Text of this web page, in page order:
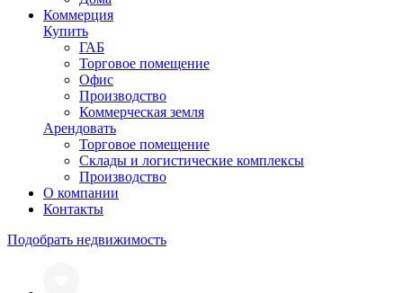
Коммерция
Купить
ГАБ
Торговое помещение
Офис
Производство
Коммерческая земля
Арендовать
Торговое помещение
Склады и логистические комплексы
Производство
О компании
Контакты
Подобрать недвижимость